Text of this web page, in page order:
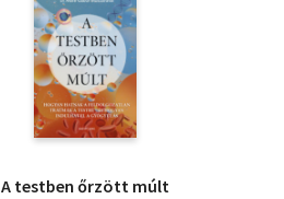
A testben őrzött múlt